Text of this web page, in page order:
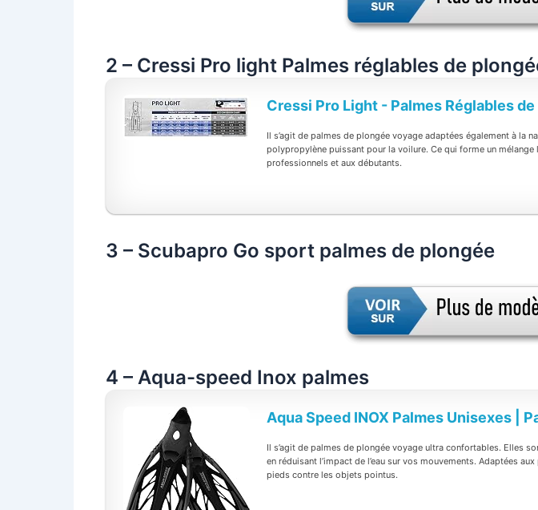
2 – Cressi Pro light Palmes réglables de
Cressi Pro Light - Palmes Réglables
Il s’agit de palmes de plongée voyage adaptées également à la
polypropylène puissant pour la voilure. Ce qui forme un
professionnels et aux débutants.
3 – Scubapro Go sport palmes de plongée
4 – Aqua-speed Inox palmes
Aqua Speed INOX Palmes Unisexes |
Il s’agit de palmes de plongée voyage ultra confortables. Elles
en réduisant l’impact de l’eau sur vos mouvements. Adaptées
pieds contre les objets pointus.